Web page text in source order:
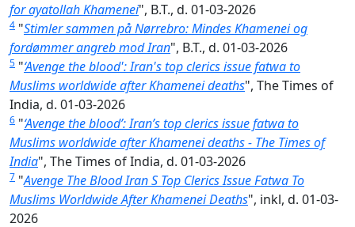
for ayatollah Khamenei", B.T., d. 01-03-2026
4 "Stimler sammen på Nørrebro: Mindes Khamenei og
fordømmer angreb mod Iran", B.T., d. 01-03-2026
5 "‘Avenge the blood': Iran's top clerics issue fatwa to
Muslims worldwide after Khamenei deaths", The Times of
India, d. 01-03-2026
6 "‘Avenge the blood’: Iran’s top clerics issue fatwa to
Muslims worldwide after Khamenei deaths - The Times of
India", The Times of India, d. 01-03-2026
7 "Avenge The Blood Iran S Top Clerics Issue Fatwa To
Muslims Worldwide After Khamenei Deaths", inkl, d. 01-03-
2026